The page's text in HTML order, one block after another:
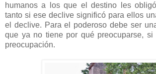
humanos a los que el destino les
tanto si ese declive significó para ellos
el declive. Para el poderoso debe ser
que ya no tiene por qué preocuparse, si
preocupación.